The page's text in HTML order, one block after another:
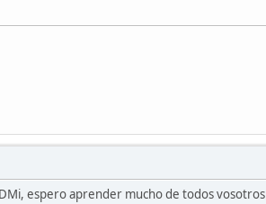
espero aprender mucho de todos vosotros